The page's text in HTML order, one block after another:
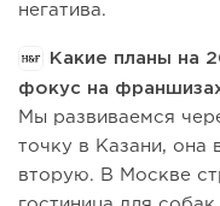
негатива.
Какие планы на
фокус на
Мы развиваемся
точку в Казани, она
вторую. В Москве